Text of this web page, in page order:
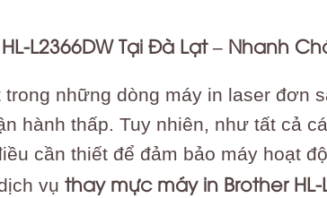
L2366DW Tại Đà Lạt – Nhanh
trong những dòng máy in laser đơn
hành thấp. Tuy nhiên, như tất cả
cần thiết để đảm bảo máy hoạt
vụ thay mực máy in Brother